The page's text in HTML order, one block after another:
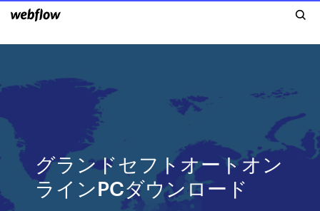
グランドセフトオートオン
ラインPCダウンロード